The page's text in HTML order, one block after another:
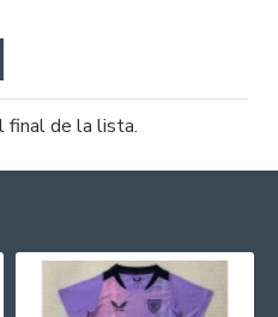
final de la lista.